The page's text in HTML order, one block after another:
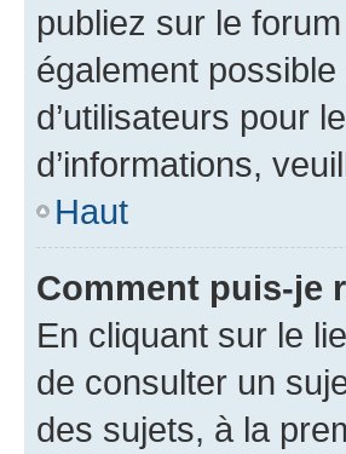
publiez sur le
également
d’utilisateurs pour
d’informations,
Haut
Comment puis-je
En cliquant sur le
de consulter un
des sujets, à la